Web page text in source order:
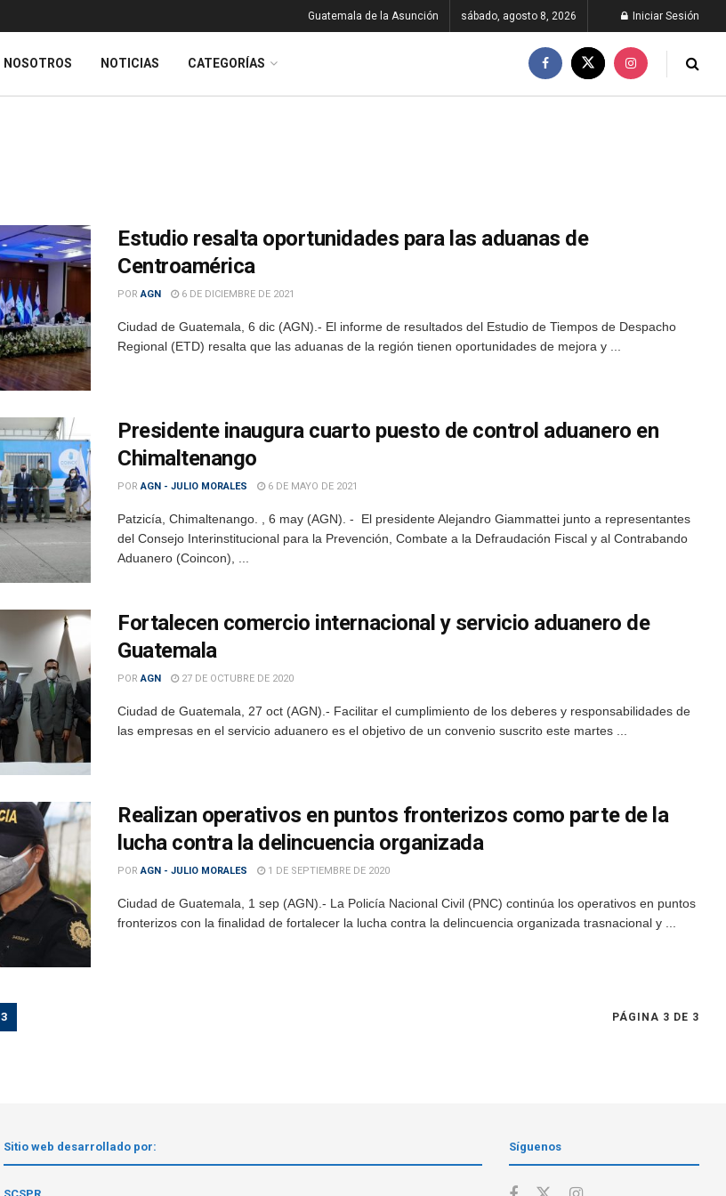
Guatemala de la Asunción sábado, agosto 8, 2026 Iniciar Sesión
NOSOTROS NOTICIAS CATEGORÍAS
Estudio resalta oportunidades para las aduanas de
Centroamérica
POR AGN 6 DE DICIEMBRE DE 2021
Ciudad de Guatemala, 6 dic (AGN).- El informe de resultados del Estudio de Tiempos de Despacho
Regional (ETD) resalta que las aduanas de la región tienen oportunidades de mejora y ...
Presidente inaugura cuarto puesto de control aduanero en
Chimaltenango
POR AGN - JULIO MORALES 6 DE MAYO DE 2021
Patzicía, Chimaltenango. , 6 may (AGN). - El presidente Alejandro Giammattei junto a representantes
del Consejo Interinstitucional para la Prevención, Combate a la Defraudación Fiscal y al Contrabando
Aduanero (Coincon), ...
Fortalecen comercio internacional y servicio aduanero de
Guatemala
POR AGN 27 DE OCTUBRE DE 2020
Ciudad de Guatemala, 27 oct (AGN).- Facilitar el cumplimiento de los deberes y responsabilidades de
las empresas en el servicio aduanero es el objetivo de un convenio suscrito este martes ...
Realizan operativos en puntos fronterizos como parte de la
lucha contra la delincuencia organizada
POR AGN - JULIO MORALES 1 DE SEPTIEMBRE DE 2020
Ciudad de Guatemala, 1 sep (AGN).- La Policía Nacional Civil (PNC) continúa los operativos en puntos
fronterizos con la finalidad de fortalecer la lucha contra la delincuencia organizada trasnacional y ...
PÁGINA 3 DE 3
3
Sitio web desarrollado por: Síguenos